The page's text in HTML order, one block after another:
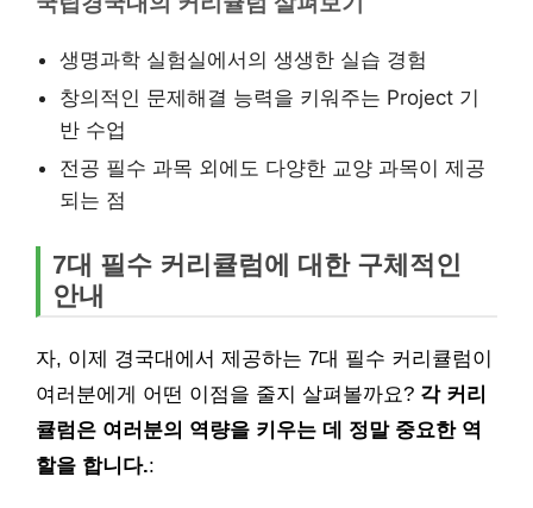
생명과학 실험실에서의 생생한 실습 경험
창의적인 문제해결 능력을 키워주는 Project 기
반 수업
전공 필수 과목 외에도 다양한 교양 과목이 제공
되는 점
7대 필수 커리큘럼에 대한 구체적인
안내
자, 이제 경국대에서 제공하는 7대 필수 커리큘럼이
여러분에게 어떤 이점을 줄지 살펴볼까요? 각 커리
큘럼은 여러분의 역량을 키우는 데 정말 중요한 역
할을 합니다.: